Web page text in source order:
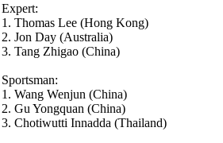
Expert:
1. Thomas Lee (Hong Kong)
2. Jon Day (Australia)
3. Tang Zhigao (China)
Sportsman:
1. Wang Wenjun (China)
2. Gu Yongquan (China)
3. Chotiwutti Innadda (Thailand)